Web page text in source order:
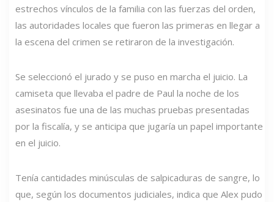
estrechos vínculos de la familia con las fuerzas del orden,
las autoridades locales que fueron las primeras en llegar a
la escena del crimen se retiraron de la investigación.
Se seleccionó el jurado y se puso en marcha el juicio. La
camiseta que llevaba el padre de Paul la noche de los
asesinatos fue una de las muchas pruebas presentadas
por la fiscalía, y se anticipa que jugaría un papel importante
en el juicio.
Tenía cantidades minúsculas de salpicaduras de sangre, lo
que, según los documentos judiciales, indica que Alex pudo